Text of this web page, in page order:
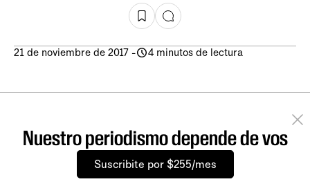
21 de noviembre de 2017 - 4 minutos de lectura
Nuestro periodismo depende de vos
Suscribite por $255/mes